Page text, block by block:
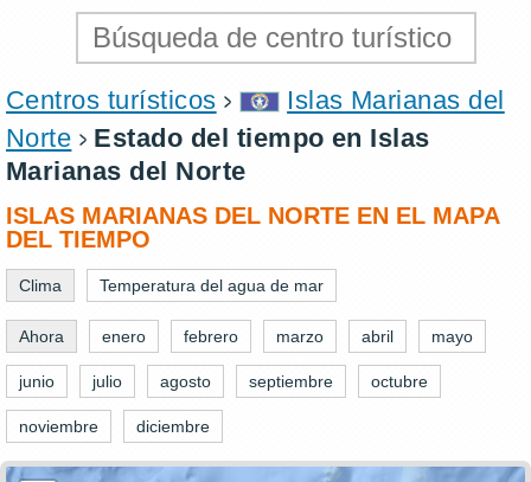
Centros turísticos
Islas Marianas del
Norte
Estado del tiempo en Islas
Marianas del Norte
ISLAS MARIANAS DEL NORTE EN EL MAPA
DEL TIEMPO
Clima Temperatura del agua de mar
Ahora enero febrero marzo abril mayo
junio julio agosto septiembre octubre
noviembre diciembre